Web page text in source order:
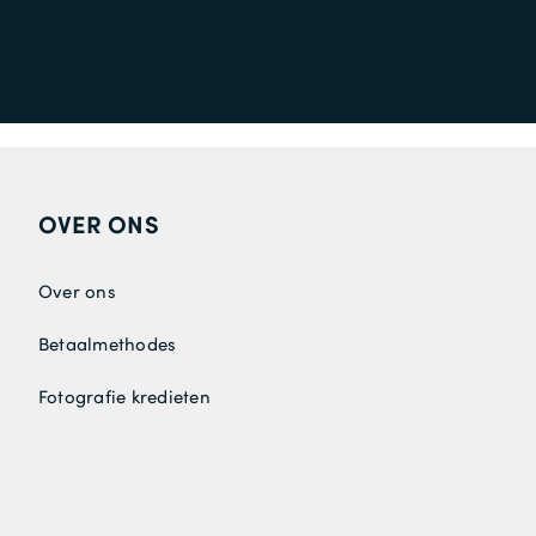
OVER ONS
Over ons
Betaalmethodes
Fotografie kredieten